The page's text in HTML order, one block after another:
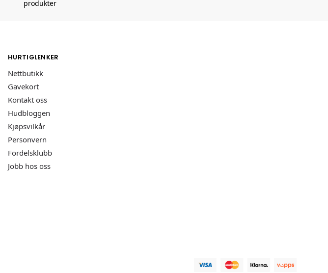
produkter
HURTIGLENKER
Nettbutikk
Gavekort
Kontakt oss
Hudbloggen
Kjøpsvilkår
Personvern
Fordelsklubb
Jobb hos oss